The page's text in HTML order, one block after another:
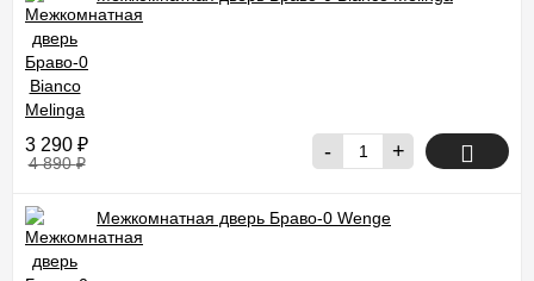
3 290 ₽
4 890₽ - +
Межкомнатная дверь Браво-0 Wenge